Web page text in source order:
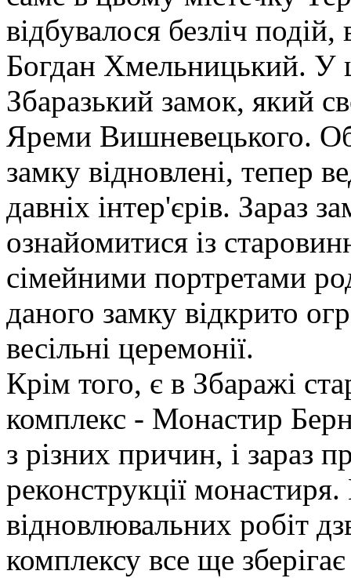
відбувалося безліч
Богдан Хмельницький. У
Збаразький замок, який
Яреми Вишневецького.
замку відновлені, тепер
давніх інтер'єрів. Зараз
ознайомитися із
сімейними портретами
даного замку відкрито
весільні церемонії.
Крім того, є в Збаражі
комплекс - Монастир
з різних причин, і зараз
реконструкції
відновлювальних робіт
комплексу все ще